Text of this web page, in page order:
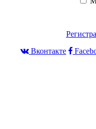
Вконтакте